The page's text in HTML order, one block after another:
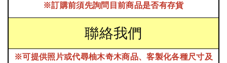
※訂購前須先詢問目前商品是否有存貨
聯絡我們
※可提供照片或代尋柚木奇木商品、客製化各種尺寸及